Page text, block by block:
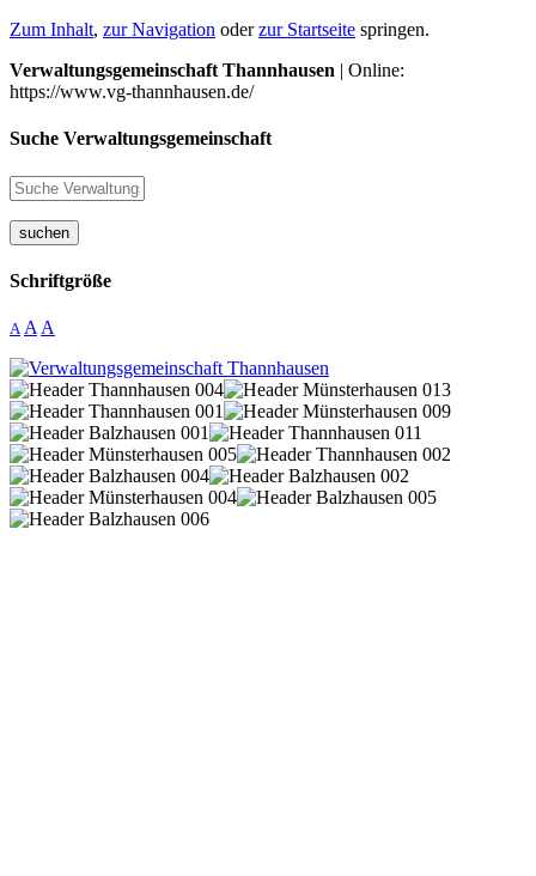
Zum Inhalt, zur Navigation oderzur Startseite springen.
Verwaltungsgemeinschaft Thannhausen | Online:
https://www.vg-thannhausen.de/
Suche Verwaltungsgemeinschaft
suchen
Schriftgröße
A A A